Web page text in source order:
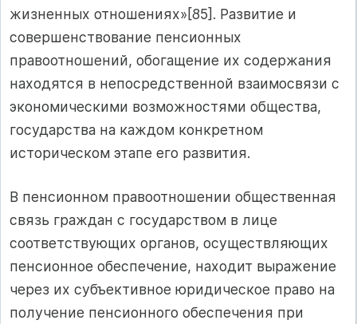
жизненных отношениях»[85]. Развитие и
совершенствование пенсионных
правоотношений, обогащение их содержания
находятся в непосредственной взаимосвязи с
экономическими возможностями общества,
государства на каждом конкретном
историческом этапе его развития.
В пенсионном правоотношении общественная
связь граждан с государством в лице
соответствующих органов, осуществляющих
пенсионное обеспечение, находит выражение
через их субъективное юридическое право на
получение пенсионного обеспечения при